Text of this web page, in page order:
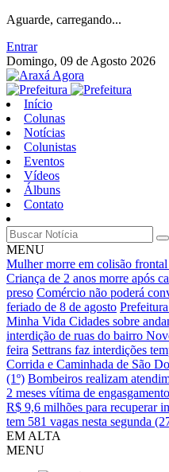
Aguarde, carregando...
Entrar
Domingo, 09 de Agosto 2026
Início
Colunas
Notícias
Colunistas
Eventos
Vídeos
Álbuns
Contato
MENU
Mulher morre em colisão
Criança de 2 anos morre após
preso Comércio não poderá
feriado de 8 de agosto
Minha Vida Cidades sobre
interdição de ruas do bairro
feira Settrans faz interdições
Corrida e Caminhada de São
(1º) Bombeiros realizam
2 meses vítima de
R$ 9,6 milhões para recuperar
tem 581 vagas nesta segunda
EM ALTA
MENU